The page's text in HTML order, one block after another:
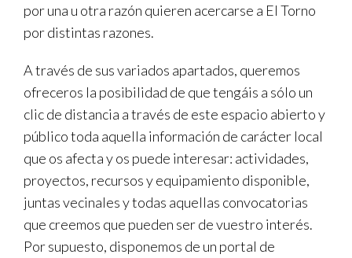
por una u otra razón quieren acercarse a El Torno
por distintas razones.
A través de sus variados apartados, queremos
ofreceros la posibilidad de que tengáis a sólo un
clic de distancia a través de este espacio abierto y
público toda aquella información de carácter local
que os afecta y os puede interesar: actividades,
proyectos, recursos y equipamiento disponible,
juntas vecinales y todas aquellas convocatorias
que creemos que pueden ser de vuestro interés.
Por supuesto, disponemos de un portal de